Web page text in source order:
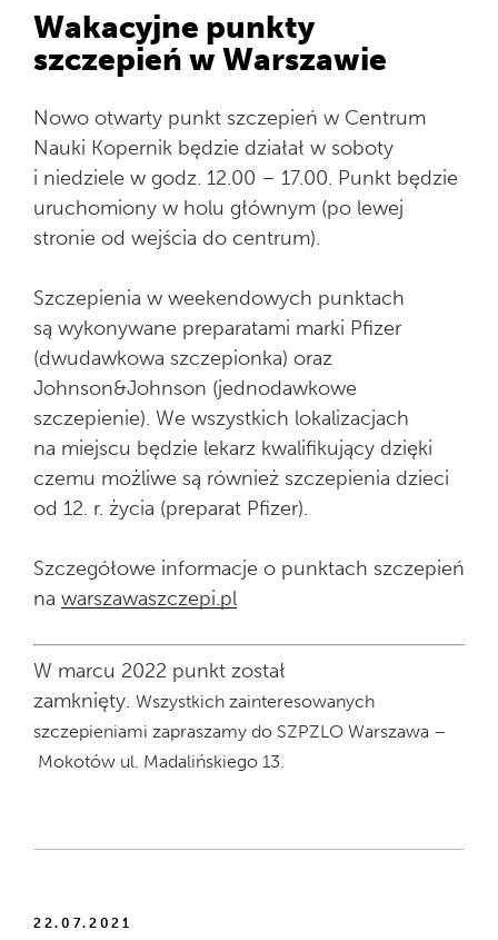
Wakacyjne punkty
szczepień w Warszawie
Nowo otwarty punkt szczepień w Centrum
Nauki Kopernik będzie działał w soboty
i niedziele w godz. 12.00 – 17.00. Punkt będzie
uruchomiony w holu głównym (po lewej
stronie od wejścia do centrum).
Szczepienia w weekendowych punktach
są wykonywane preparatami marki Pfizer
(dwudawkowa szczepionka) oraz
Johnson&Johnson (jednodawkowe
szczepienie). We wszystkich lokalizacjach
na miejscu będzie lekarz kwalifikujący dzięki
czemu możliwe są również szczepienia dzieci
od 12. r. życia (preparat Pfizer).
Szczegółowe informacje o punktach szczepień
na warszawaszczepi.pl
W marcu 2022 punkt został
zamknięty. Wszystkich zainteresowanych
szczepieniami zapraszamy do SZPZLO Warszawa –
Mokotów ul. Madalińskiego 13.
22.07.2021